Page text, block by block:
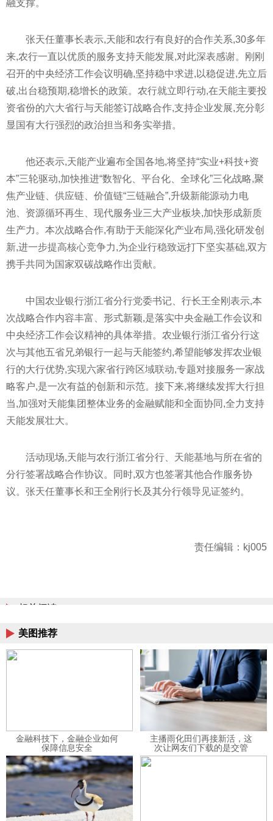
融支撑。
张天任董事长表示,天能和农行有良好的合作关系,30多年
来,农行一直以优质的服务支持天能发展,对此深表感谢。刚刚
召开的中央经济工作会议明确,坚持稳中求进,以稳促进,先立后
破,出台稳预期,稳增长的政策。农行就立即行动,在天能主要投
资省份的六大省行与天能签订战略合作,支持企业发展,充分彰
显国有大行强烈的政治担当和务实举措。
他还表示,天能产业遍布全国各地,将坚持“实业+科技+资
本”三轮驱动,加快推进“数智化、平台化、全球化”三化战略,聚
焦产业链、供应链、价值链“三链融合”,升级新能源动力电
池、资源循环再生、现代服务业三大产业板块,加快形成新质
生产力。本次战略合作,有助于天能深化产业布局,强化研发创
新,进一步提高核心竞争力,为企业行稳致远打下坚实基础,双方
携手共同为国家双碳战略作出贡献。
中国农业银行浙江省分行党委书记、行长王全刚表示,本
次战略合作内容丰富、形式新颖,是落实中央金融工作会议和
中央经济工作会议精神的具体举措。农业银行浙江省分行这
次与其他五省兄弟银行一起与天能签约,希望能够发挥农业银
行的大行优势,实现六家省行跨区域联动,专题对接服务一家战
略客户,是一次有益的创新和示范。接下来,将继续发挥大行担
当,加强对天能集团整体业务的金融赋能和全面协同,全力支持
天能发展壮大。
活动现场,天能与农行浙江省分行、天能基地与所在省的
分行签署战略合作协议。同时,双方也签署其他合作服务协
议。张天任董事长和王全刚行长及其分行领导见证签约。
责任编辑：kj005
相关阅读
美图推荐
金融科技下，金融企业如何
保障信息安全
主播雨化田们再接新活，这
次让网友们下载的是交管
12123APP